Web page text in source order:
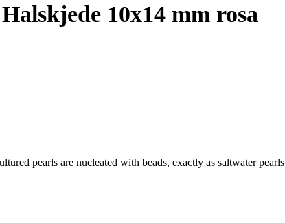
10x14 mm rosa
pearls are nucleated with beads, exactly as saltwater pearls
!